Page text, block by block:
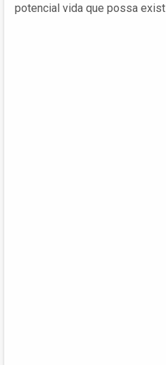
potencial vida que possa